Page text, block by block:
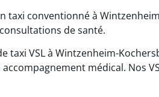
taxi conventionné à
de santé.
taxi VSL à Wintzenheim-
médical. Nos